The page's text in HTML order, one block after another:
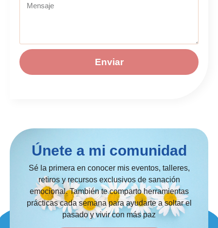
Enviar
Únete a mi comunidad
Sé la primera en conocer mis eventos, talleres,
retiros y recursos exclusivos de sanación
emocional. También te comparto herramientas
prácticas cada semana para ayudarte a soltar el
pasado y vivir con más paz